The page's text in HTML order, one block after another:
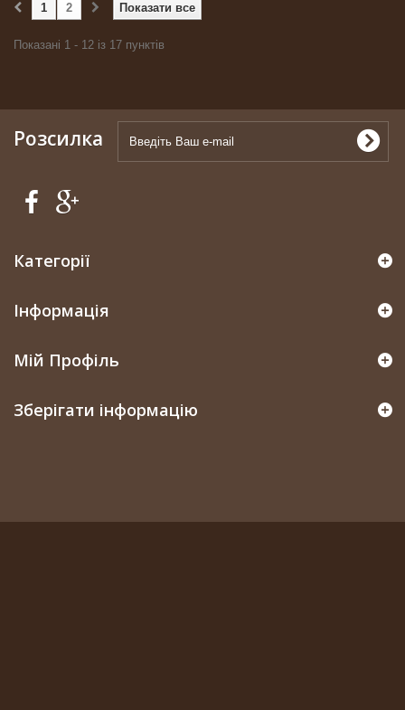
Показати все
1 2
Показані 1 - 12 із 17 пунктів
Розсилка
Категорії
Інформація
Мій Профіль
Зберігати інформацію